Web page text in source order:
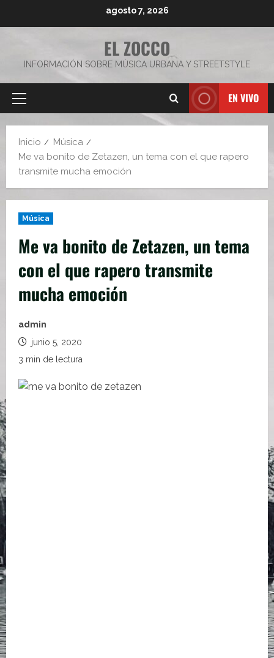
agosto 7, 2026
EL ZOCCO
INFORMACIÓN SOBRE MÚSICA URBANA Y STREETSTYLE
Menú
EN VIVO
Inicio
Música
Me va bonito de Zetazen, un tema con el que rapero
transmite mucha emoción
Música
Me va bonito de Zetazen, un tema
con el que rapero transmite
mucha emoción
admin
junio 5, 2020
3 min de lectura